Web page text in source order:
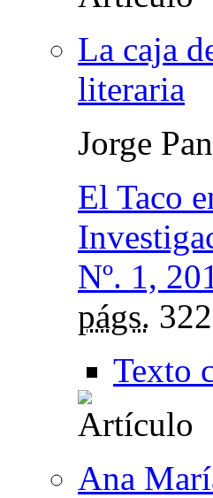
La caja
literaria
Jorge
El Taco
Nº. 1,
págs.
Texto
Ana